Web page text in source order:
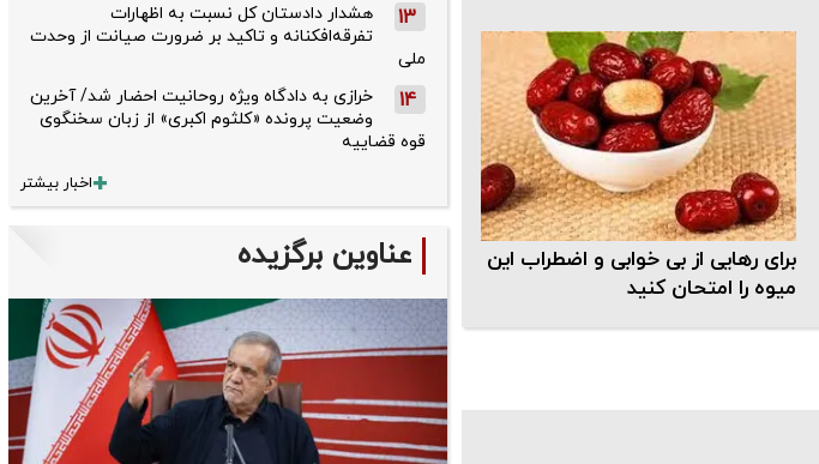
برای رهایی از بی خوابی و اضطراب این
میوه را امتحان کنید
13
هشدار دادستان کل نسبت به اظهارات
تفرقه‌افکنانه و تاکید بر ضرورت صیانت از وحدت
ملی
14
خرازی به دادگاه ویژه روحانیت احضار شد/ آخرین
وضعیت پرونده «کلثوم اکبری» از زبان سخنگوی
قوه قضاییه
اخبار بیشتر
عناوین برگزیده